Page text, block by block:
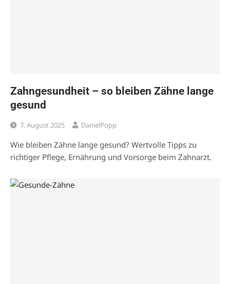
Zahngesundheit – so bleiben Zähne lange
gesund
7. August 2025 DanielPopp
Wie bleiben Zähne lange gesund? Wertvolle Tipps zu
richtiger Pflege, Ernährung und Vorsorge beim Zahnarzt.